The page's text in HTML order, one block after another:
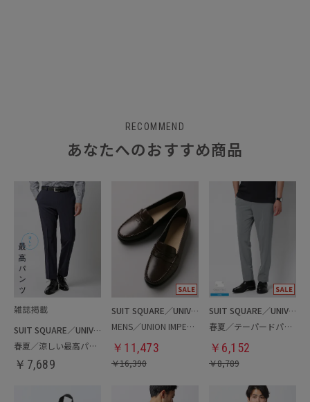
RECOMMEND
あなたへのおすすめ商品
SUIT SQUARE／UNIVERSAL LANGUAGE
春夏／涼しい最高パンツ
￥ 7,689
SUIT SQUARE／UNIVERSAL LANGUAGE
MENS／UNION IMPERIAL監修／コインローファー
￥ 11,473
￥16,390
SUIT SQUARE／UNIVERSAL LANGUAGE
春夏／テーパードパンツ
￥ 6,152
￥8,789